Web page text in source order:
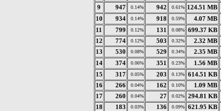
9
947 0.14% 942 0.61% 124.51 MB
10
934 0.14% 918 0.59%
4.07 MB
11
799 0.12% 131 0.08%
699.37 KB
12
774 0.12% 503 0.32%
2.32 MB
13
530 0.08% 529 0.34%
2.35 MB
14
374 0.06% 351 0.23%
1.56 MB
15
317 0.05% 203 0.13%
614.51 KB
16
266 0.04% 162 0.10%
1.09 MB
17
260 0.04% 27 0.02%
294.81 KB
18
183 0.03% 136 0.09%
621.95 KB